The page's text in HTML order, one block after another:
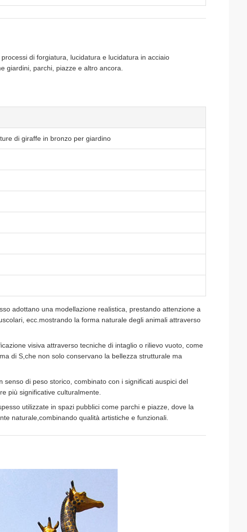
di forgiatura, lucidatura e lucidatura in acciaio
giardini, parchi, piazze e altro ancora.
di giraffe in bronzo per giardino
adottano una modellazione realistica, prestando attenzione a
ecc.mostrando la forma naturale degli animali attraverso
visiva attraverso tecniche di intaglio o rilievo vuoto, come
di S,che non solo conservano la bellezza strutturale ma
senso di peso storico, combinato con i significati auspici del
più significative culturalmente.
utilizzate in spazi pubblici come parchi e piazze, dove la
naturale,combinando qualità artistiche e funzionali.